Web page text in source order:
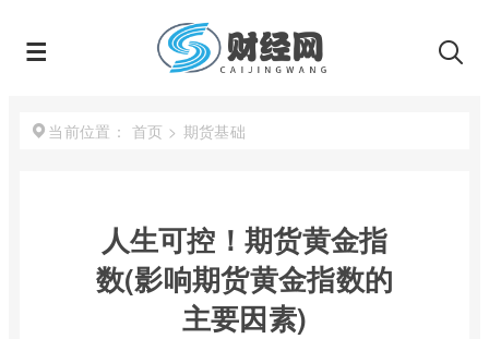
当前位置： 首页 > 期货基础
人生可控！期货黄金指
数(影响期货黄金指数的
主要因素)